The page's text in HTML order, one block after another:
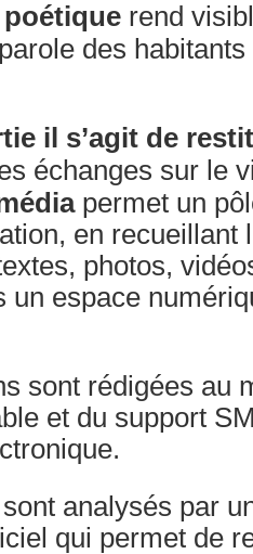
rend
des
il s’agit de
échanges sur le
permet un
en recueillant
photos,
un espace
sont rédigées au
et du support
analysés par
qui permet de